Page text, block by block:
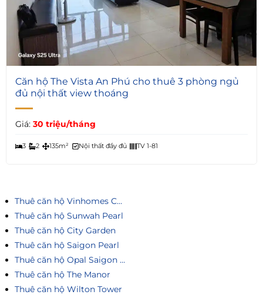
6
Căn hộ The Vista An Phú cho thuê 3 phòng ngủ
đủ nội thất view thoáng
Giá: 30 triệu/tháng
3 2 135m² Nội thất đầy đủ TV 1-81
Thuê căn hộ Vinhomes Central Park
Thuê căn hộ Sunwah Pearl
Thuê căn hộ City Garden
Thuê căn hộ Saigon Pearl
Thuê căn hộ Opal Saigon Pearl
Thuê căn hộ The Manor
Thuê căn hộ Wilton Tower